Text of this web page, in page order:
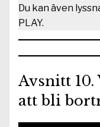
Du kan även
PLAY.
Avsnitt 10.
att bli